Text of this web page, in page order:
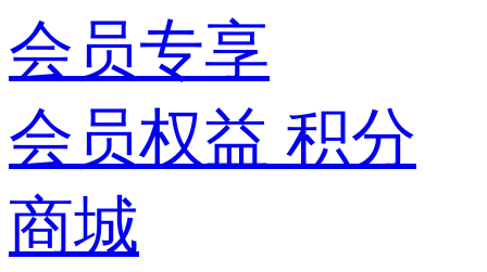
会员专享
会员权益 积分
商城